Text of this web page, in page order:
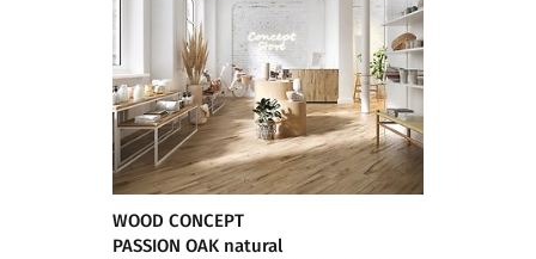
WOOD CONCEPT
PASSION OAK natural